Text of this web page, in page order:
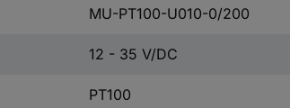
MU-PT100-U010-0/200
12 - 35 V/DC
PT100